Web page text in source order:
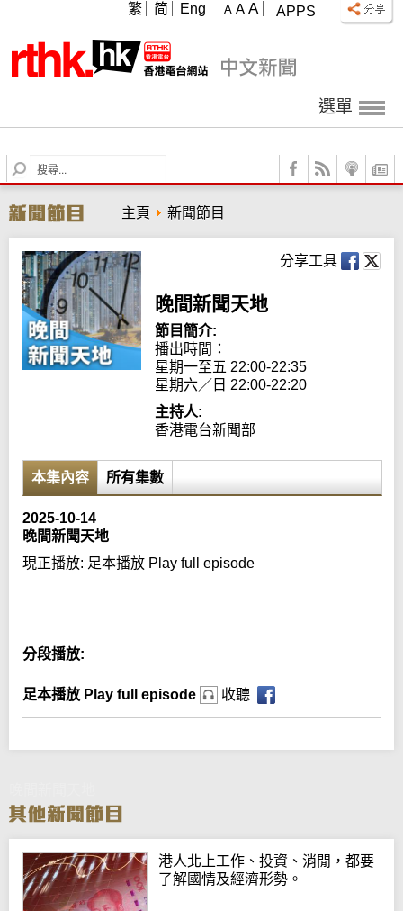
APPS
A A A
繁 简 Eng
選單
S
e
r
c
h
主頁 新聞節目
分享工具
晚間新聞天地
節目簡介:
播出時間：
星期一至五 22:00-22:35
星期六／日 22:00-22:20
主持人:
香港電台新聞部
本集內容 所有集數
2025-10-14
晚間新聞天地
現正播放: 足本播放 Play full episode
分段播放:
足本播放 Play full episode 收聽
港人北上工作、投資、消閒，都要
了解國情及經濟形勢。